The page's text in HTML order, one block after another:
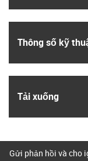
Thông số kỹ
Tải xuống
Gửi phản hồi và cho